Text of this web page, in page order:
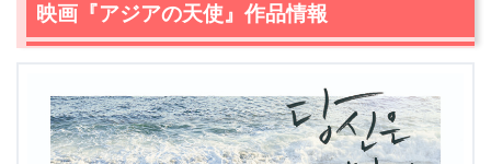
映画『アジアの天使』作品情報